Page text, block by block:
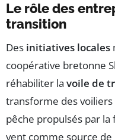
Le rôle des
transition
Des initiatives locales
coopérative bretonne
réhabiliter la voile de
transforme des voiliers
pêche propulsés par la
vent comme source